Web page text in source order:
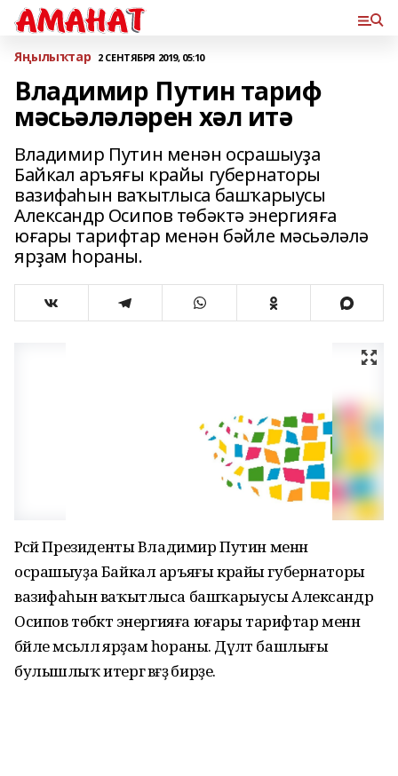
Яңылыҡтар 2 СЕНТЯБРЯ 2019, 05:10
Владимир Путин тариф
мәсьәләләрен хәл итә
Владимир Путин менән осрашыуҙа
Байкал аръяғы крайы губернаторы
вазифаһын ваҡытлыса башҡарыусы
Александр Осипов төбәктә энергияға
юғары тарифтар менән бәйле мәсьәләлә
ярҙам һораны.
Рәсәй Президенты Владимир Путин менән
осрашыуҙа Байкал аръяғы крайы губернаторы
вазифаһын ваҡытлыса башҡарыусы Александр
Осипов төбәктә энергияға юғары тарифтар менән
бәйле мәсьәләлә ярҙам һораны. Дәүләт башлығы
булышлыҡ итергә вәғәҙә бирҙе.